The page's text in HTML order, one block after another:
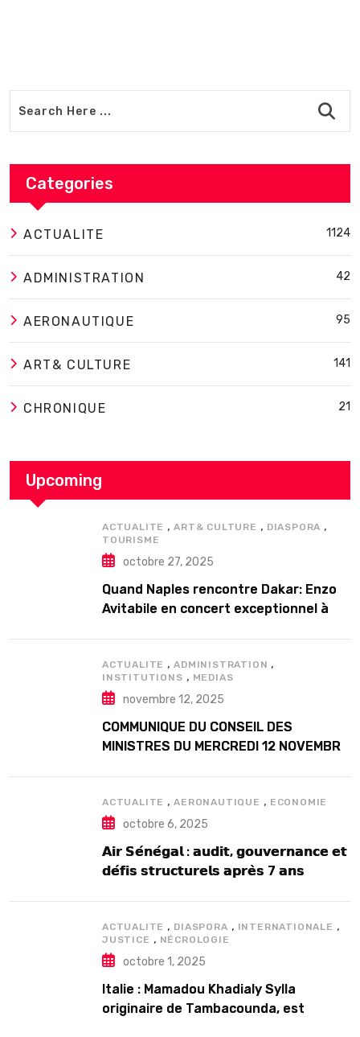
Categories
ACTUALITE 1124
ADMINISTRATION 42
AERONAUTIQUE 95
ART& CULTURE 141
CHRONIQUE 21
Upcoming
ACTUALITE ,ART& CULTURE , DIASPORA ,
TOURISME
octobre 27, 2025
Quand Naples rencontre Dakar: Enzo
Avitabile en concert exceptionnel à
ACTUALITE ,ADMINISTRATION ,
INSTITUTIONS , MEDIAS
novembre 12, 2025
COMMUNIQUE DU CONSEIL DES
MINISTRES DU MERCREDI 12 NOVEMBRE
ACTUALITE ,AERONAUTIQUE , ECONOMIE
octobre 6, 2025
𝗔𝗶𝗿 𝗦𝗲́𝗻𝗲́𝗴𝗮𝗹 : 𝗮𝘂𝗱𝗶𝘁, 𝗴𝗼𝘂𝘃𝗲𝗿𝗻𝗮𝗻𝗰𝗲 𝗲𝘁
𝗱𝗲́𝗳𝗶𝘀 𝘀𝘁𝗿𝘂𝗰𝘁𝘂𝗿𝗲𝗹𝘀 𝗮𝗽𝗿𝗲̀𝘀 7 𝗮𝗻𝘀
ACTUALITE , DIASPORA , INTERNATIONALE ,
JUSTICE , NÉCROLOGIE
octobre 1, 2025
Italie : Mamadou Khadialy Sylla
originaire de Tambacounda, est